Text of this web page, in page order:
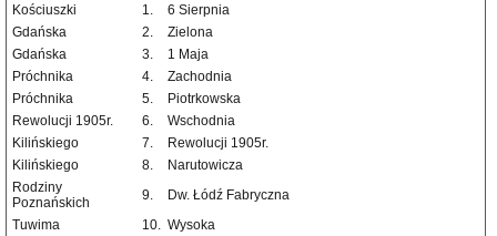
Kościuszki
1.
6 Sierpnia
Gdańska
2.
Zielona
Gdańska
3.
1 Maja
Próchnika
4.
Zachodnia
Próchnika
5.
Piotrkowska
Rewolucji 1905r.
6.
Wschodnia
Kilińskiego
7.
Rewolucji 1905r.
Kilińskiego
8.
Narutowicza
Rodziny
Poznańskich
9.
Dw. Łódź Fabryczna
Tuwima
10. Wysoka